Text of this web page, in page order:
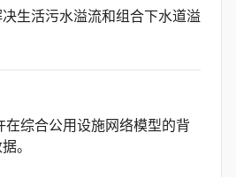
生活污水溢流和组合下水道溢
综合公用设施网络模型的背
。